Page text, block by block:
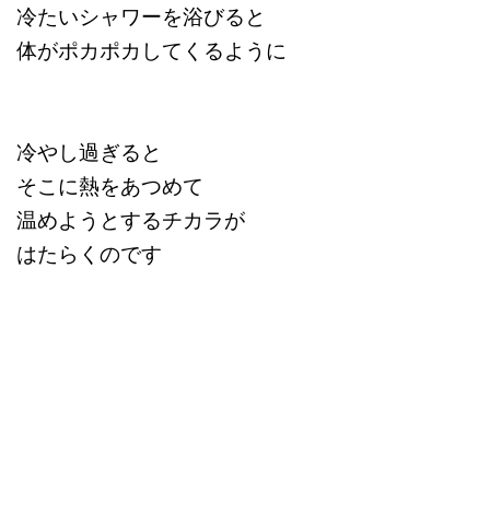
冷たいシャワーを浴びると
体がポカポカしてくるように
冷やし過ぎると
そこに熱をあつめて
温めようとするチカラが
はたらくのです